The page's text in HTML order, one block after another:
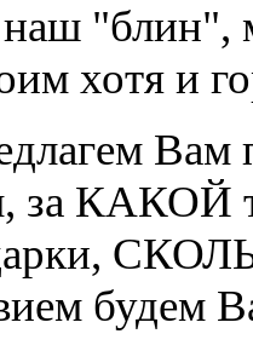
"блин",
хотя и
Вам
за КАКОЙ
будем